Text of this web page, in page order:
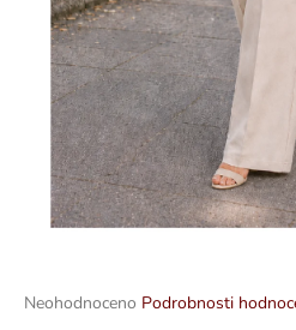
Průměrné
Neohodnoceno Podrobnosti